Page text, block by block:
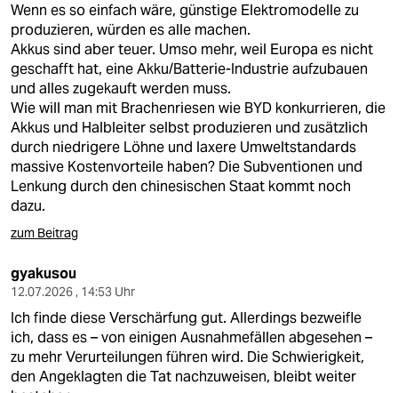
Wenn es so einfach wäre, günstige Elektromodelle zu
produzieren, würden es alle machen.
Akkus sind aber teuer. Umso mehr, weil Europa es nicht
geschafft hat, eine Akku/Batterie-Industrie aufzubauen
und alles zugekauft werden muss.
Wie will man mit Brachenriesen wie BYD konkurrieren, die
Akkus und Halbleiter selbst produzieren und zusätzlich
durch niedrigere Löhne und laxere Umweltstandards
massive Kostenvorteile haben? Die Subventionen und
Lenkung durch den chinesischen Staat kommt noch
dazu.
zum Beitrag
gyakusou
12.07.2026 , 14:53 Uhr
Ich finde diese Verschärfung gut. Allerdings bezweifle
ich, dass es – von einigen Ausnahmefällen abgesehen –
zu mehr Verurteilungen führen wird. Die Schwierigkeit,
den Angeklagten die Tat nachzuweisen, bleibt weiter